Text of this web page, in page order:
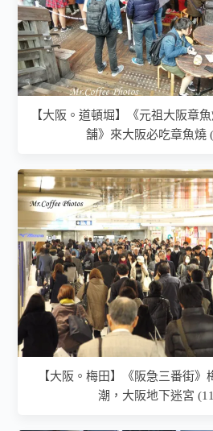
【大阪。道頓堀】《元祖大阪章
舗》來大阪必吃章魚燒
【大阪。梅田】《阪急三番街》
潮，大阪地下迷宮